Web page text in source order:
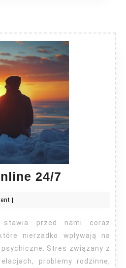
24/7
nierzadko wpływają na
Stres związany z
problemy rodzinne,